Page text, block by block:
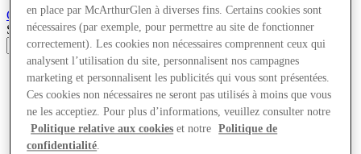
Cheshire Oaks Village de Marques
Search input
Magasins
Offres
Planifiez votre visite
Quoi de neuf
Mangez et buvez
Cartes cadeaux
en place par McArthurGlen à diverses fins. Certains cookies sont
nécessaires (par exemple, pour permettre au site de fonctionner
correctement). Les cookies non nécessaires comprennent ceux qui
analysent l’utilisation du site, personnalisent nos campagnes
marketing et personnalisent les publicités qui vous sont présentées.
Ces cookies non nécessaires ne seront pas utilisés à moins que vous
ne les acceptiez. Pour plus d’informations, veuillez consulter notre
Politique relative aux cookies et notre
Politique de
confidentialité